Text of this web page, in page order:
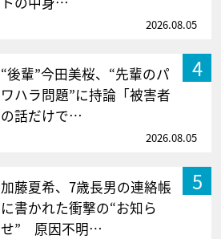
2026.08.05
4
“後輩”今田美桜、“先輩のパ
ワハラ問題”に持論「被害者
の話だけで…
2026.08.05
5
加藤夏希、7歳長男の連絡帳
に書かれた衝撃の“お知ら
せ” 原因不明…